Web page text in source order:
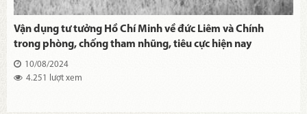
Vận dụng tư tưởng Hồ Chí Minh về đức Liêm và Chính
trong phòng, chống tham nhũng, tiêu cực hiện nay
10/08/2024
4.251 lượt xem